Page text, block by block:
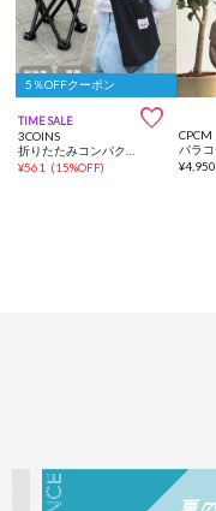
5％OFFクーポン
TIME SALE 
3COINS
¥561 (15%OFF)
CPCM
¥4,950